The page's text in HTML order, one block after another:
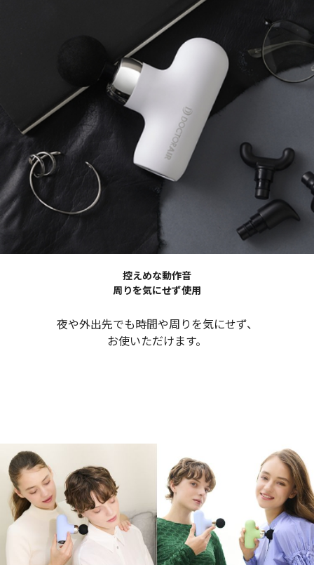
控えめな動作音
周りを気にせず使用
夜や外出先でも時間や周りを気にせず、
お使いただけます。